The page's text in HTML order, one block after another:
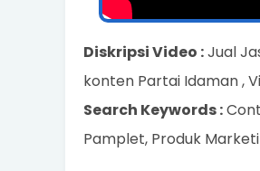
Diskripsi Video :Jual
konten Partai Idaman ,
Search Keywords :
Pamplet, Produk